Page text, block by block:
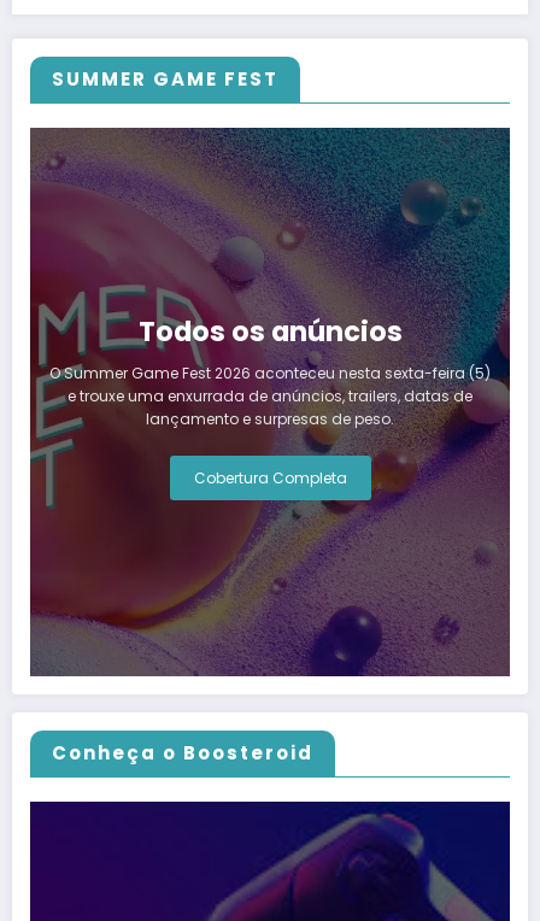
SUMMER GAME FEST
Todos os anúncios
O Summer Game Fest 2026 aconteceu nesta sexta-feira (5)
e trouxe uma enxurrada de anúncios, trailers, datas de
lançamento e surpresas de peso.
Cobertura Completa
Conheça o Boosteroid